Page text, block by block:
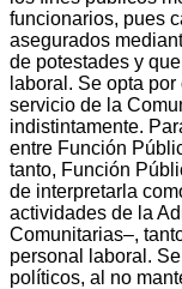
funcionarios, pues
asegurados
de potestades y
laboral. Se opta
servicio de la
indistintamente.
entre Función
tanto, Función
de interpretarla
actividades de la
Comunitarias–,
personal laboral.
políticos, al no